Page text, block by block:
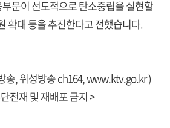
문이 선도적으로 탄소중립을 실현할
확대 등을 추진한다고 전했습니다.
송, 위성방송 ch164,www.ktv.go.kr)
전재 및 재배포 금지 >